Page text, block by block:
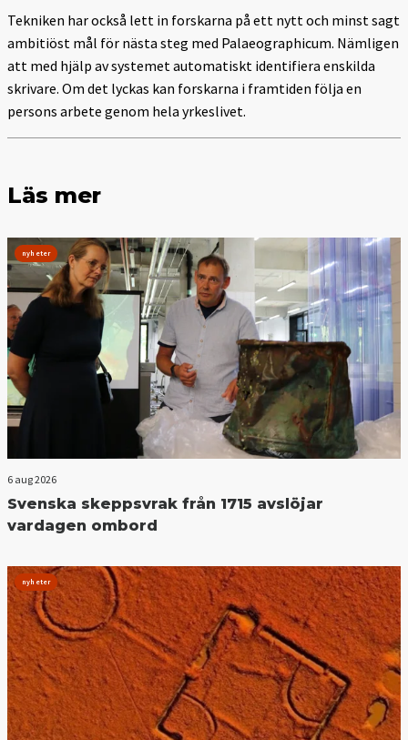
Tekniken har också lett in forskarna på ett nytt och minst sagt
ambitiöst mål för nästa steg med Palaeographicum. Nämligen
att med hjälp av systemet automatiskt identifiera enskilda
skrivare. Om det lyckas kan forskarna i framtiden följa en
persons arbete genom hela yrkeslivet.
Läs mer
nyheter
6 aug 2026
Svenska skeppsvrak från 1715 avslöjar
vardagen ombord
nyheter